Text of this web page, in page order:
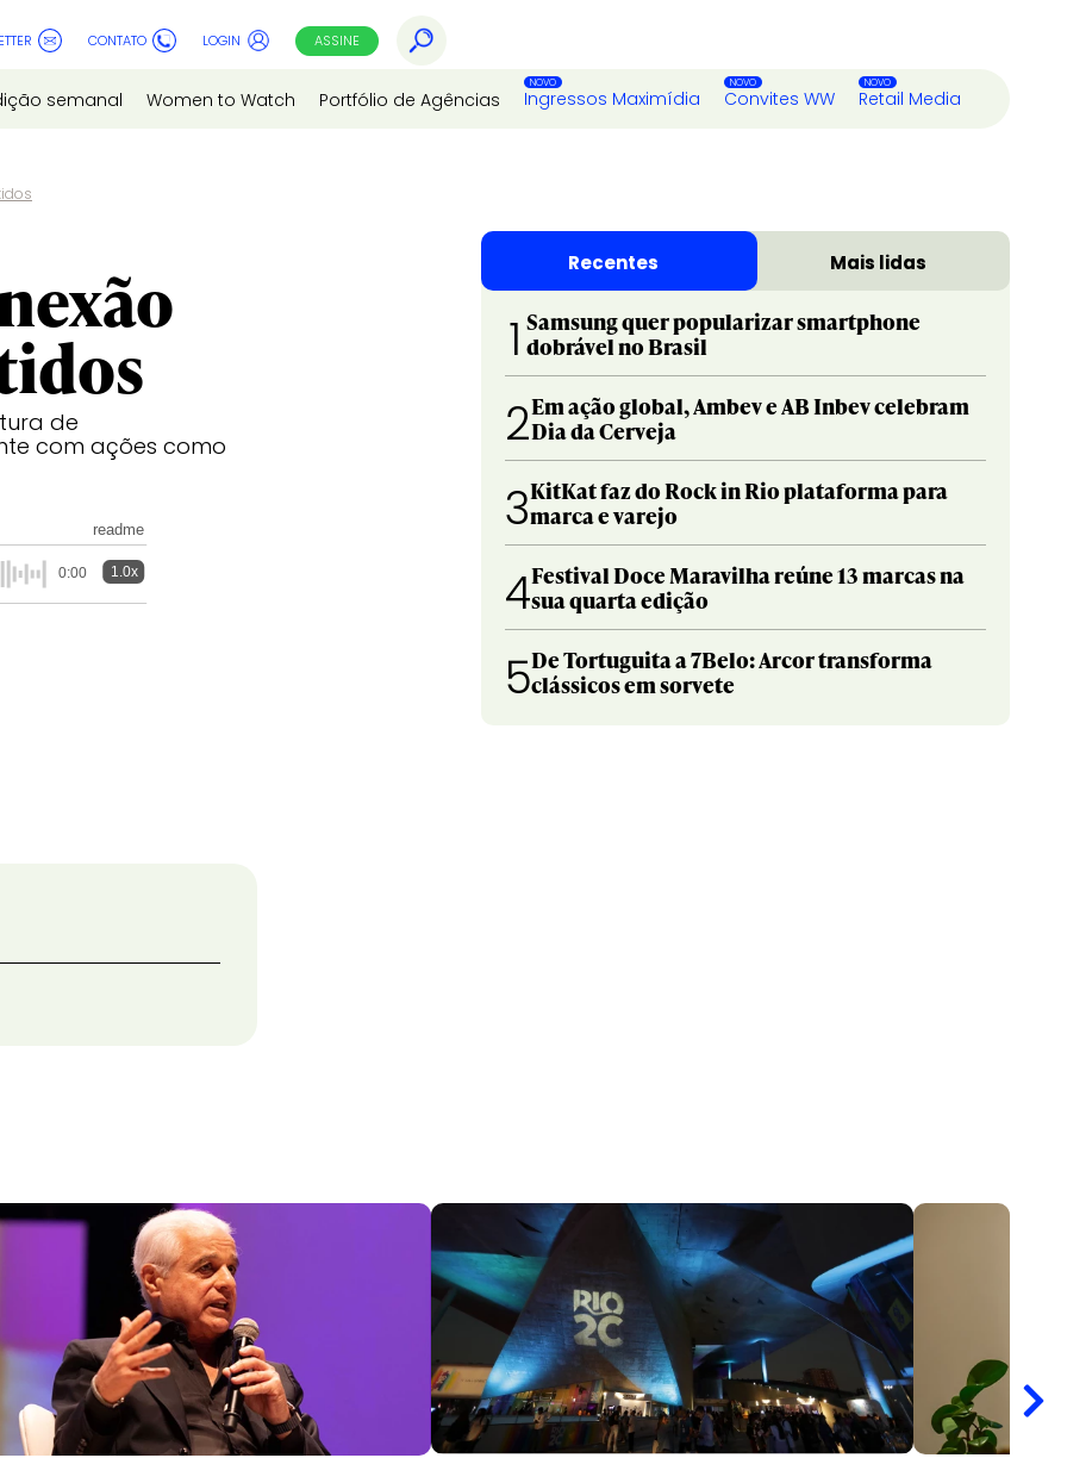
CONTATO LOGIN ASSINE
semanal Women to Watch Portfólio de Agências Ingressos Maximídia Convites WW Retail Media
de
com ações como
readme
0:00 1.0x
Recentes Mais lidas
1 Samsung quer popularizar smartphone
dobrável no Brasil
2Em ação global, Ambev e AB Inbev celebram
Dia da Cerveja
3KitKat faz do Rock in Rio plataforma para
marca e varejo
4Festival Doce Maravilha reúne 13 marcas na
sua quarta edição
5De Tortuguita a 7Belo: Arcor transforma
clássicos em sorvete